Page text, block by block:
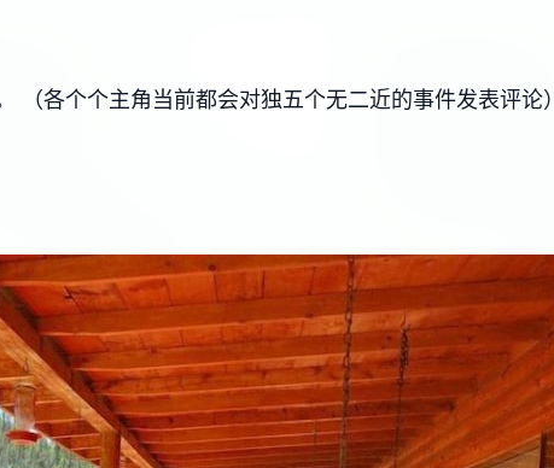
（各个个主角当前都会对独五个无二近的事件发表评论）